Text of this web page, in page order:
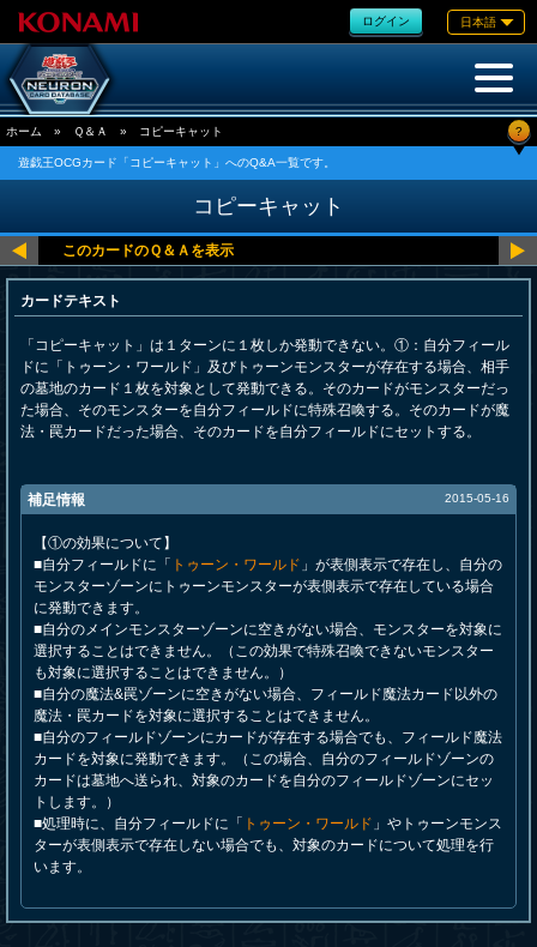
ログイン 日本語
ホーム » Ｑ＆Ａ » コピーキャット ?
遊戯王OCGカード「コピーキャット」へのQ&A一覧です。
コピーキャット
カードテキスト
「コピーキャット」は１ターンに１枚しか発動できない。①：自分フィール
ドに「トゥーン・ワールド」及びトゥーンモンスターが存在する場合、相手
の墓地のカード１枚を対象として発動できる。そのカードがモンスターだっ
た場合、そのモンスターを自分フィールドに特殊召喚する。そのカードが魔
法・罠カードだった場合、そのカードを自分フィールドにセットする。
補足情報 2015-05-16
【①の効果について】
■自分フィールドに「 トゥーン・ワールド 」が表側表示で存在し、自分の
モンスターゾーンにトゥーンモンスターが表側表示で存在している場合
に発動できます。
■自分のメインモンスターゾーンに空きがない場合、モンスターを対象に
選択することはできません。（この効果で特殊召喚できないモンスター
も対象に選択することはできません。）
■自分の魔法&罠ゾーンに空きがない場合、フィールド魔法カード以外の
魔法・罠カードを対象に選択することはできません。
■自分のフィールドゾーンにカードが存在する場合でも、フィールド魔法
カードを対象に発動できます。（この場合、自分のフィールドゾーンの
カードは墓地へ送られ、対象のカードを自分のフィールドゾーンにセッ
トします。）
■処理時に、自分フィールドに「 トゥーン・ワールド 」やトゥーンモンス
ターが表側表示で存在しない場合でも、対象のカードについて処理を行
います。